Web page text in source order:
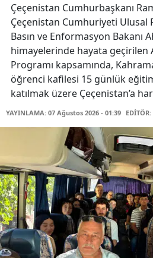
Çeçenistan Cumhurbaşkanı
Çeçenistan Cumhuriyeti Ulusal
Basın ve Enformasyon Bakanı
himayelerinde hayata geçirilen
Programı kapsamında,
öğrenci kafilesi 15 günlük
katılmak üzere Çeçenistan’a
YAYINLAMA: 07 Ağustos 2026 - 01:39